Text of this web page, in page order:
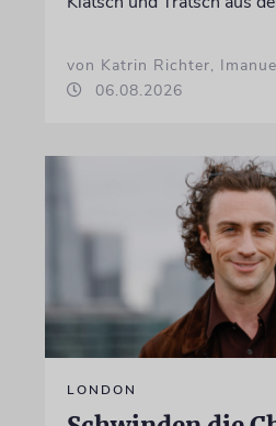
von Katrin Richter,
06.08.2026
LONDON